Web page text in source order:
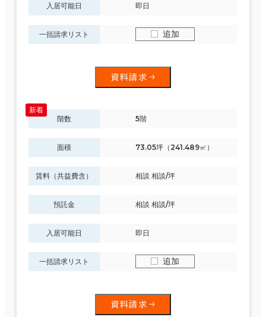
入居可能日 即日
一括請求リスト 追加
資料請求
階数 5階
面積 73.05坪（241.489㎡）
賃料（共益費含） 相談 相談/坪
預託金 相談 相談/坪
入居可能日 即日
一括請求リスト 追加
資料請求
エリアを追加・変更する
青森県
岩手県
宮城県 (606)
秋田県 (164)
賃料非公開物件を含む
3分以内
5分以内
10分以内
入居可能時期
即入居可能
６か月以内